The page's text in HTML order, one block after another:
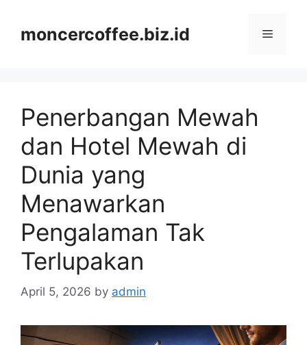
contentmoncercoffee.biz.id Menu
Penerbangan Mewah
dan Hotel Mewah di
Dunia yang
Menawarkan
Pengalaman Tak
Terlupakan
April 5, 2026 by admin